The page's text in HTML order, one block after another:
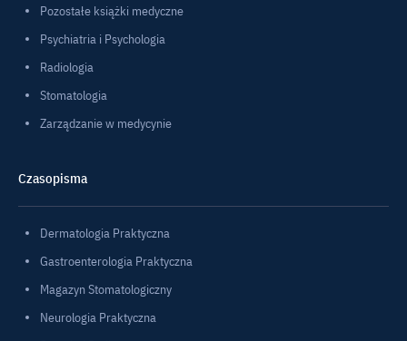
Pozostałe książki medyczne
Psychiatria i Psychologia
Radiologia
Stomatologia
Zarządzanie w medycynie
Czasopisma
Dermatologia Praktyczna
Gastroenterologia Praktyczna
Magazyn Stomatologiczny
Neurologia Praktyczna